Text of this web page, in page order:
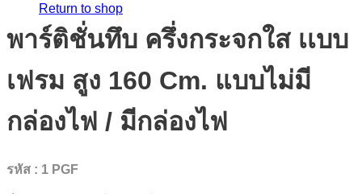
Return to shop
พาร์ติชั่นทึบ ครึ่งกระจกใส เเบบ
เฟรม สูง 160 Cm. แบบไม่มี
กล่องไฟ / มีกล่องไฟ
รหัส : 1 PGF